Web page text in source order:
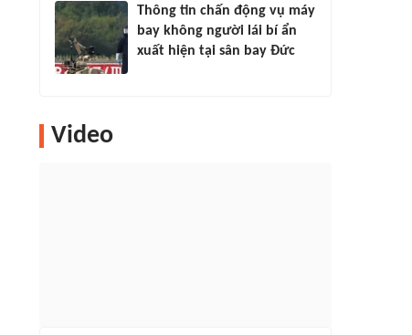
Thông tin chấn động vụ máy
bay không người lái bí ẩn
xuất hiện tại sân bay Đức
Video